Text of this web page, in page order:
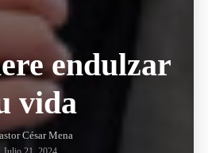
endulzar
vida
César Mena